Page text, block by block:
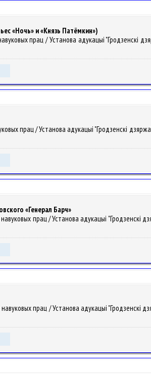
«Ночь» и «Князь Патёмкин»)
прац / Установа адукацыі "Гродзенскі
прац / Установа адукацыі "Гродзенскі
«Генерал Барч»
прац / Установа адукацыі "Гродзенскі
прац / Установа адукацыі "Гродзенскі